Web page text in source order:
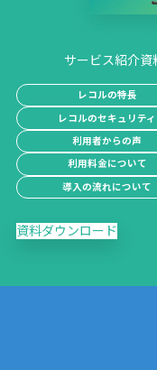
サービス紹介資
レコルの特長
レコルのセキュリティ
利用者からの声
利用料金について
導入の流れについて
資料ダウンロード